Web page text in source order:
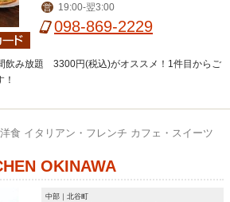
営 19:00-翌3:00
098-869-2229
飲み放題 3300円(税込)がオススメ！1件目からご
食 イタリアン・フレンチ カフェ・スイーツ
OKINAWA
中部｜北谷町